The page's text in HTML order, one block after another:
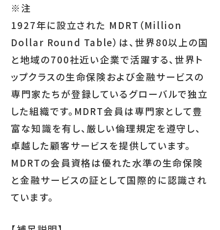
※注
1927年に設立された MDRT（Million
Dollar Round Table）は、世界80以上の国
と地域の700社近い企業で活躍する、世界ト
ップクラスの生命保険および金融サービスの
専門家たちが登録しているグローバルで独立
した組織です。MDRT会員は専門家として豊
富な知識を有し、厳しい倫理規定を遵守し、
卓越した顧客サービスを提供しています。
MDRTの会員資格は優れた水準の生命保険
と金融サービスの証として国際的に認識され
ています。